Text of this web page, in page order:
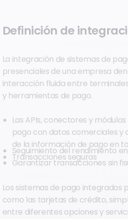
Definición de
La integración de sistemas de
presenciales de una empresa
interacción fluida entre
y herramientas de pago.
Las APIs, conectores y
pago con datos comerciales y
de la información de pago en
Seguimiento del rendimiento
Transacciones seguras
Garantizar transacciones sin
Los sistemas de pago
como las tarjetas de crédito,
entre diferentes opciones y